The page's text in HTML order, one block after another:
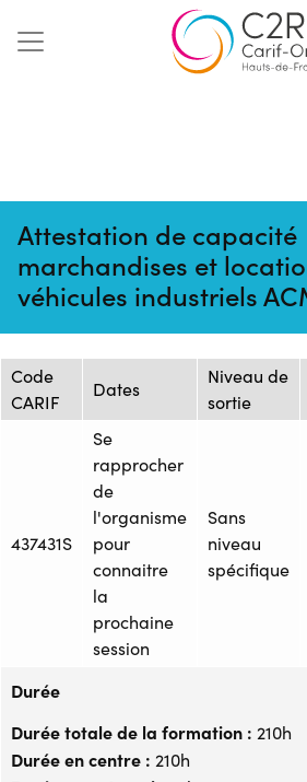
Aller
au
contenu
Attestation de capacité
marchandises et
véhicules industriels
Mise à jour :
09/10/2025
Formation :
1381973
Session de formation
Code
CARIF
Dates
Niveau de
sortie
437431S
Se
rapprocher
de
l'organisme
pour
connaitre
la
prochaine
session
Sans
niveau
spécifique
Durée
Durée totale de la formation : 210h
Durée en centre : 210h